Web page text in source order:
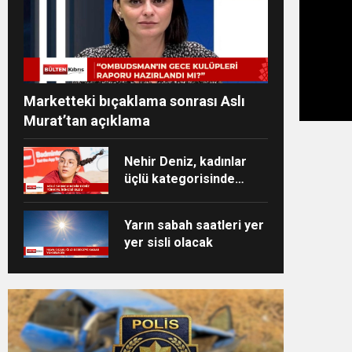
Marketteki bıçaklama sonrası Aslı
Murat’tan açıklama
Nehir Deniz, kadınlar
üçlü kategorisinde
Yarın sabah saatleri yer
yer sisli olacak